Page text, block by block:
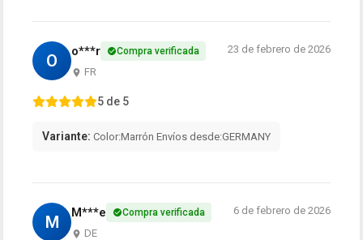
O o***r Compra verificada
FR
23 de febrero de 2026
5 de 5
Variante: Color:Marrón Envíos desde:GERMANY
M M***e Compra verificada
DE
6 de febrero de 2026